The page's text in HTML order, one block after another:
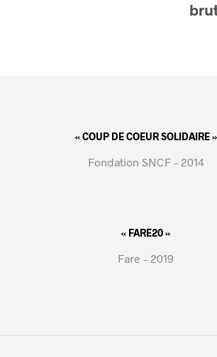
« COUP DE COEUR SOLIDAIRE »
Fondation SNCF – 2014
« FARE20 »
Fare – 2019